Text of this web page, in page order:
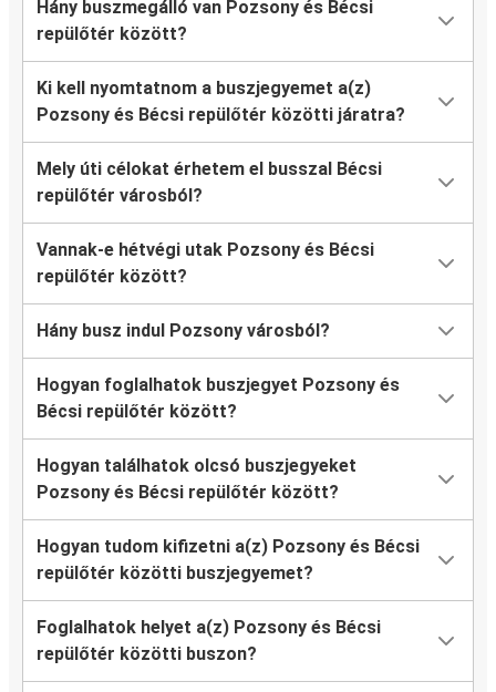
Hány buszmegálló van Pozsony és Bécsi
repülőtér között?
Ki kell nyomtatnom a buszjegyemet a(z)
Pozsony és Bécsi repülőtér közötti járatra?
Mely úti célokat érhetem el busszal Bécsi
repülőtér városból?
Vannak-e hétvégi utak Pozsony és Bécsi
repülőtér között?
Hány busz indul Pozsony városból?
Hogyan foglalhatok buszjegyet Pozsony és
Bécsi repülőtér között?
Hogyan találhatok olcsó buszjegyeket
Pozsony és Bécsi repülőtér között?
Hogyan tudom kifizetni a(z) Pozsony és Bécsi
repülőtér közötti buszjegyemet?
Foglalhatok helyet a(z) Pozsony és Bécsi
repülőtér közötti buszon?